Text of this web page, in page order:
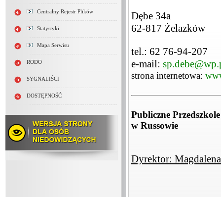
Centralny Rejestr Plików
Statystyki
Mapa Serwisu
RODO
SYGNALIŚCI
DOSTĘPNOŚĆ
Dębe 34a
62-817 Żelazków
tel.: 62 76-94-207
e-mail:
strona internetowa:
Publiczne
w Russowie
Dyrektor: